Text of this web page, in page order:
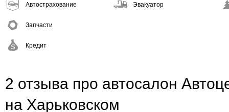
Автострахование
Запчасти
Кредит
Эвакуатор
2 отзыва про автосалон
на Харьковском